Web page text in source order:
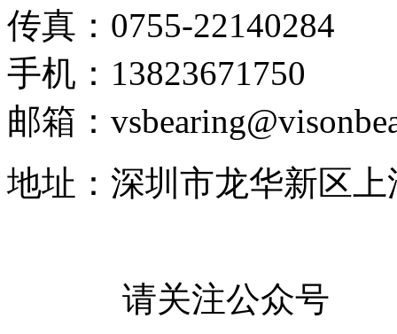
传真：0755-22140284
手机：13823671750
邮箱：
地址：深圳市龙华新区
请关注公众号